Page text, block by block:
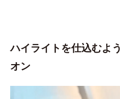
ハイライトを仕込むよ
オン